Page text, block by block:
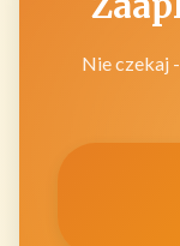
Nie czekaj